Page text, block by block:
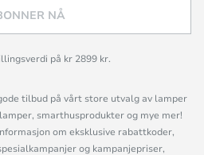
NÅ
på kr 2899 kr.
tilbud på vårt store utvalg av lamper
smarthusprodukter og mye mer!
om eksklusive rabattkoder,
og kampanjepriser,